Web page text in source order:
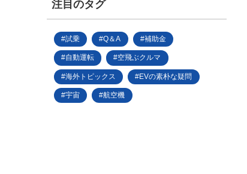
注目のタグ
試乗 Q＆A 補助金
自動運転 空飛ぶクルマ
海外トピックス EVの素朴な疑問
宇宙 航空機